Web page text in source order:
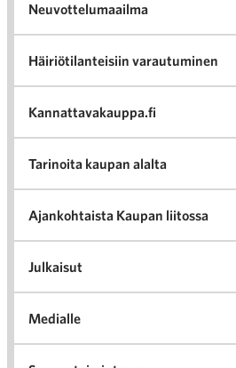
Neuvottelumaailma
Häiriötilanteisiin varautuminen
Kannattavakauppa.fi
Tarinoita kaupan alalta
Ajankohtaista Kaupan liitossa
Julkaisut
Medialle